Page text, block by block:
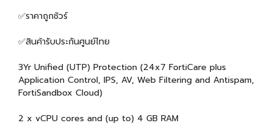
✅ราคาถูกชัวร์
✅สินค้ารับประกันศูนย์ไทย
3Yr Unified (UTP) Protection (24x7 FortiCare plus
Application Control, IPS, AV, Web Filtering and Antispam,
FortiSandbox Cloud)
2 x vCPU cores and (up to) 4 GB RAM